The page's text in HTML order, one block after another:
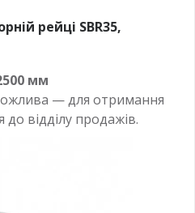
рейці SBR35,
мм
— для отримання
відділу продажів.